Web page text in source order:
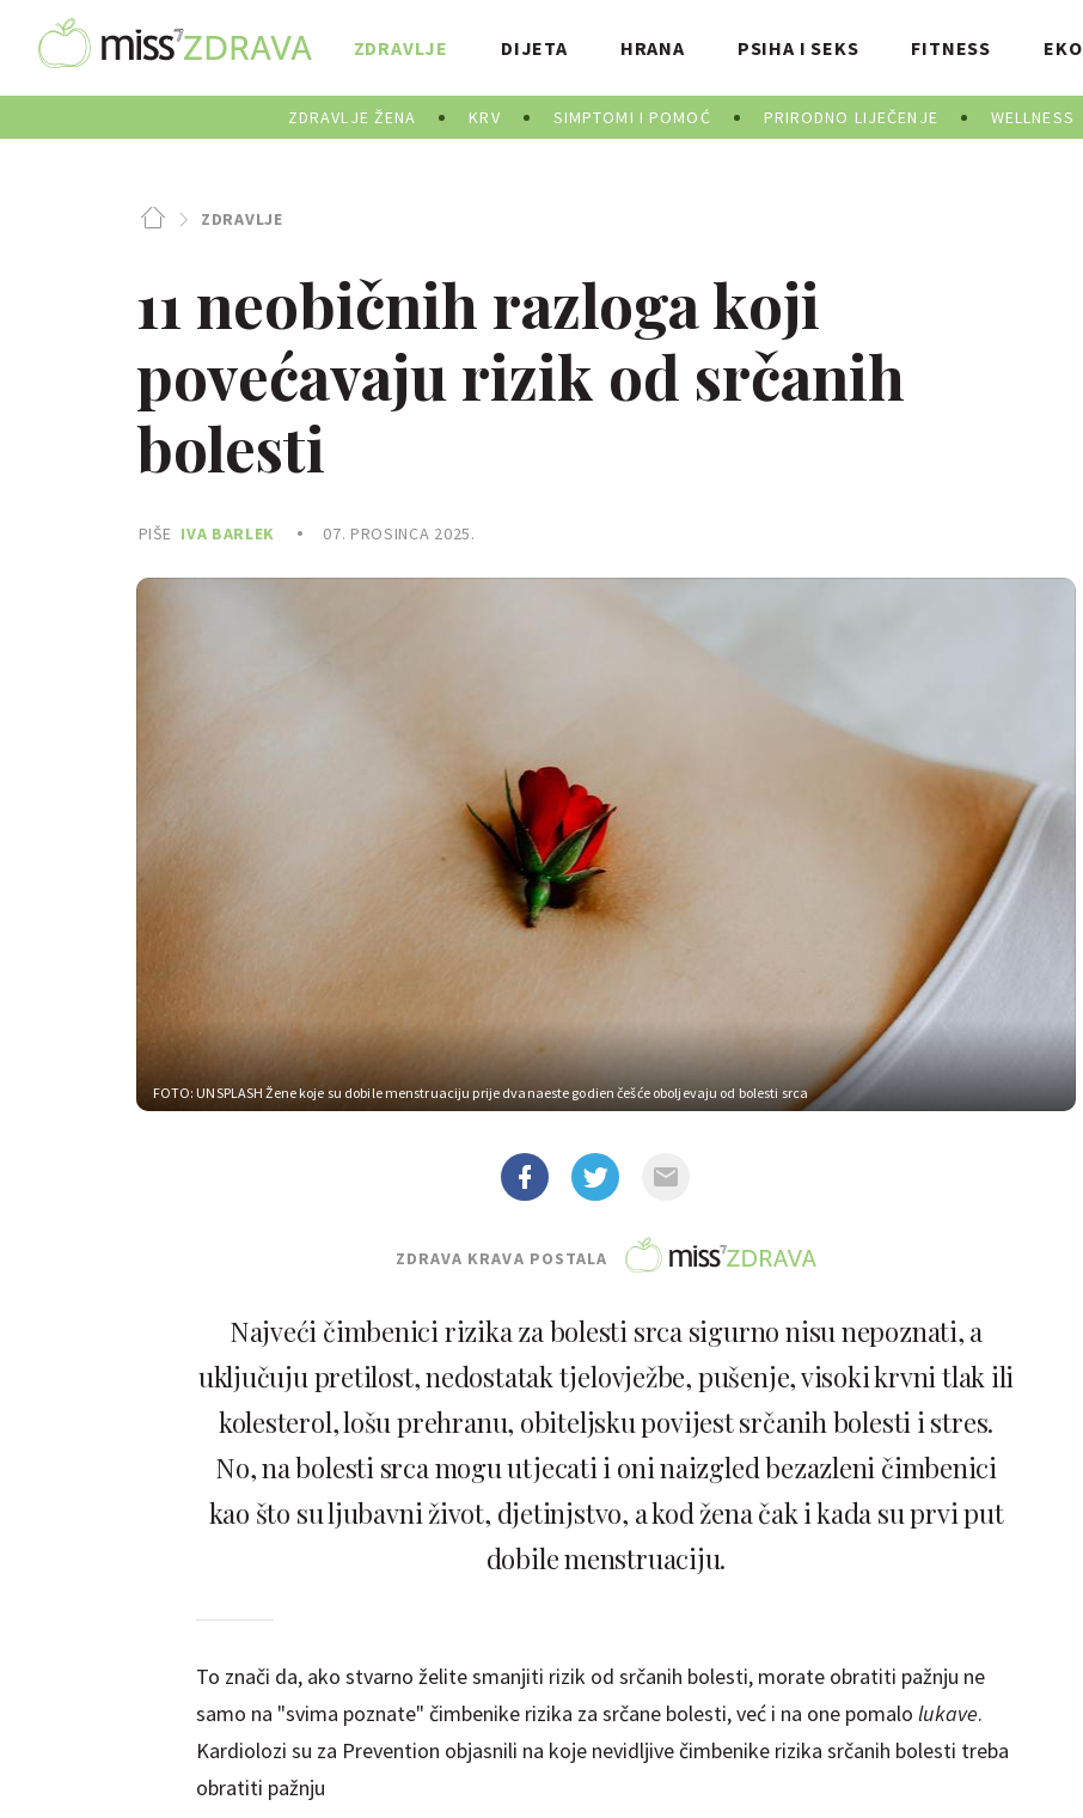
ZDRAVLJE
ZDRAVLJE ŽENA KRV SIMPTOMI I POMOĆ PRIRODNO LIJEČENJE WELLNESS
DIJETA HRANA PSIHA I SEKS FITNESS EKO
ZDRAVLJE
11 neobičnih razloga koji
povećavaju rizik od srčanih
bolesti
PIŠE IVA BARLEK 07. PROSINCA 2025.
FOTO: UNSPLASH Žene koje su dobile menstruaciju prije dvanaeste godien češće oboljevaju od bolesti srca
ZDRAVA KRAVA POSTALA
Najveći čimbenici rizika za bolesti srca sigurno nisu nepoznati, a
uključuju pretilost, nedostatak tjelovježbe, pušenje, visoki krvni tlak ili
kolesterol, lošu prehranu, obiteljsku povijest srčanih bolesti i stres.
No, na bolesti srca mogu utjecati i oni naizgled bezazleni čimbenici
kao što su ljubavni život, djetinjstvo, a kod žena čak i kada su prvi put
dobile menstruaciju.
To znači da, ako stvarno želite smanjiti rizik od srčanih bolesti, morate obratiti pažnju ne
samo na "svima poznate" čimbenike rizika za srčane bolesti, već i na one pomalo lukave.
Kardiolozi su za Prevention objasnili na koje nevidljive čimbenike rizika srčanih bolesti treba
obratiti pažnju